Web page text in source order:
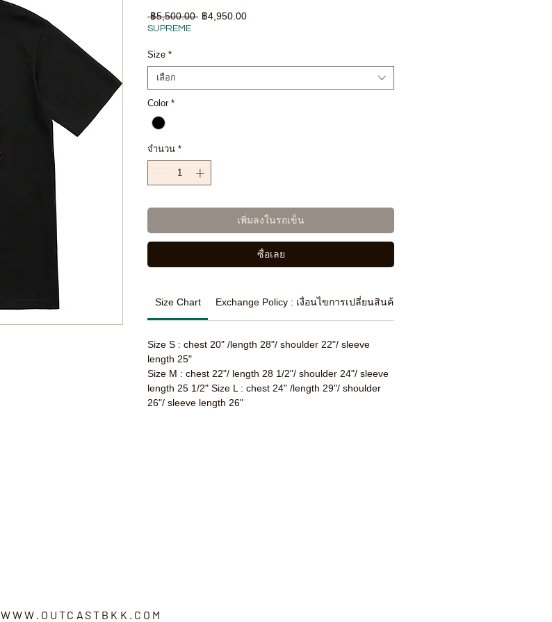
฿5,500.00 ราคา
฿4,950.00ราคา
SUPREME
Size *
เลือก
Color *
จำนวน *
เพิ่มลงในรถเข็น
ซื้อเลย
Size Chart Exchange Policy : เงื่อนไขการเปลี่ยนสินค้า
Size S : chest 20" /length 28"/ shoulder 22"/ sleeve
length 25"
Size M : chest 22"/ length 28 1/2"/ shoulder 24"/ sleeve
length 25 1/2" Size L : chest 24" /length 29"/ shoulder
26"/ sleeve length 26"
WWW.OUTCASTBKK.COM